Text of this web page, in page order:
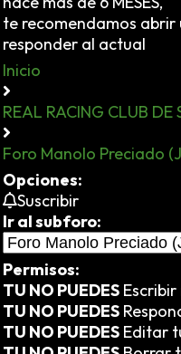
te recomendamos
responder al actual
Inicio
REAL RACING CLUB DE
Foro Manolo Preciado
Opciones:
Suscribir
Ir al subforo:
Permisos:
TU NO PUEDES
TU NO PUEDES
TU NO PUEDES Editar